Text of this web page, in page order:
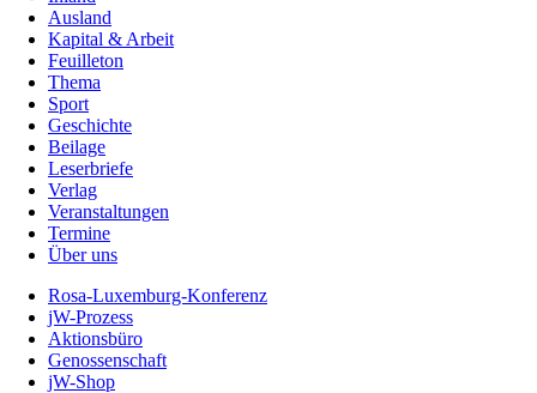
Ausland
Kapital & Arbeit
Feuilleton
Thema
Sport
Geschichte
Beilage
Leserbriefe
Verlag
Veranstaltungen
Termine
Über uns
Rosa-Luxemburg-Konferenz
jW-Prozess
Aktionsbüro
Genossenschaft
jW-Shop